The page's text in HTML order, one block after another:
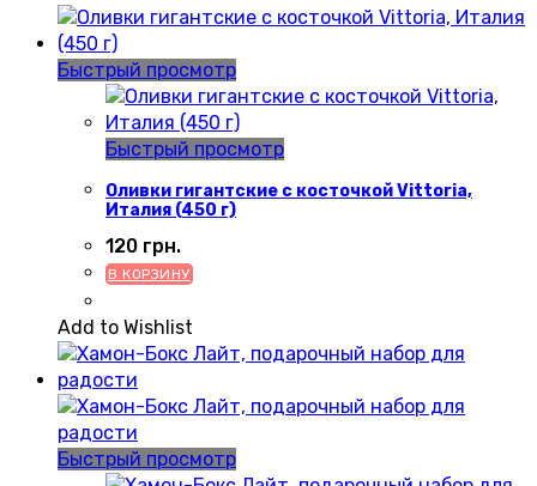
Быстрый просмотр
Быстрый просмотр
Оливки гигантские с косточкой Vittoria,
Италия (450 г)
120 грн.
В КОРЗИНУ
Add to Wishlist
Быстрый просмотр